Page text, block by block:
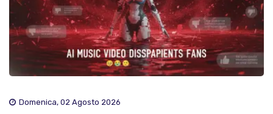
Domenica, 02 Agosto 2026